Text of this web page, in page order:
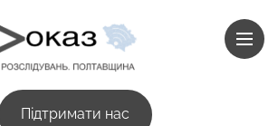
Підтримати нас